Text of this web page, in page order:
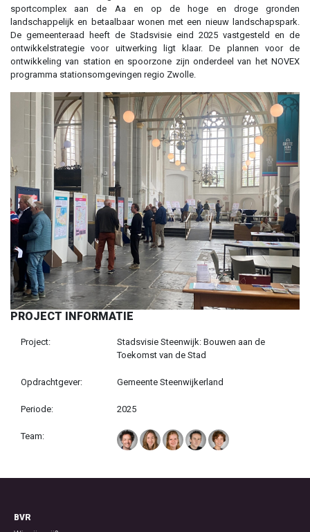
sportcomplex aan de Aa en op de hoge en droge gronden
landschappelijk en betaalbaar wonen met een nieuw landschapspark.
De gemeenteraad heeft de Stadsvisie eind 2025 vastgesteld en de
ontwikkelstrategie voor uitwerking ligt klaar. De plannen voor de
ontwikkeling van station en spoorzone zijn onderdeel van het NOVEX
programma stationsomgevingen regio Zwolle.
Previous Next
PROJECT INFORMATIE
Project:
Stadsvisie Steenwijk: Bouwen aan de
Toekomst van de Stad
Opdrachtgever: Gemeente Steenwijkerland
Periode: 2025
Team:
BVR